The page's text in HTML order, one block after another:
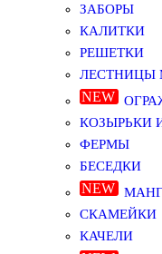
ЗАБОРЫ
КАЛИТКИ
РЕШЕТКИ
ЛЕСТНИЦЫ
КОЗЫРЬКИ
ФЕРМЫ
БЕСЕДКИ
СКАМЕЙКИ
КАЧЕЛИ